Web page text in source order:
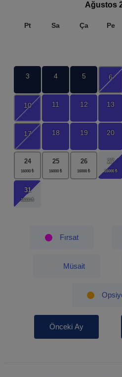
Ağustos
Pt Sa Ça Pe
3 4 5 6
10 11 12 13
17 18 19 20
24 25 26 27
31
Fırsat
Müsait
Önceki Ay